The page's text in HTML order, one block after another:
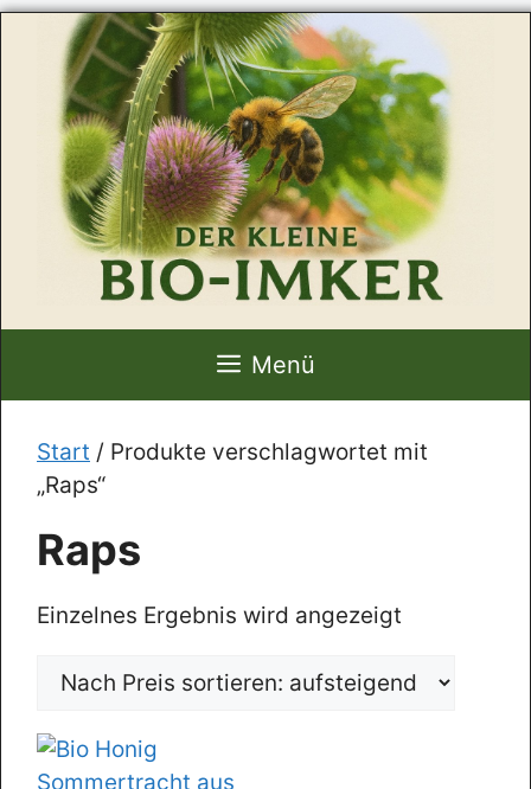
springen
Menü
Start / Produkte verschlagwortet mit
„Raps“
Raps
Einzelnes Ergebnis wird angezeigt